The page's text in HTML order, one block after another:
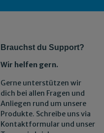
Brauchst du Support?
Wir helfen gern.
Gerne unterstützen wir
dich bei allen Fragen und
Anliegen rund um unsere
Produkte. Schreibe uns via
Kontaktformular und unser